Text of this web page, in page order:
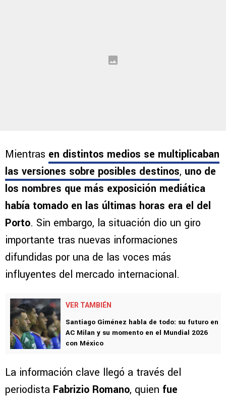
Mientras en distintos medios se multiplicaban
las versiones sobre posibles destinos, uno de
los nombres que más exposición mediática
había tomado en las últimas horas era el del
Porto. Sin embargo, la situación dio un giro
importante tras nuevas informaciones
difundidas por una de las voces más
influyentes del mercado internacional.
VER TAMBIÉN
Santiago Giménez habla de todo: su futuro en
AC Milan y su momento en el Mundial 2026
con México
La información clave llegó a través del
periodista Fabrizio Romano, quien fue